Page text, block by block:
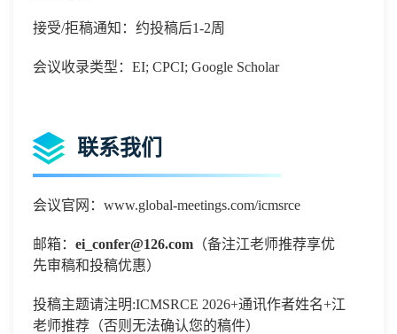
接受/拒稿通知：约投稿后1-2周
会议收录类型：EI; CPCI; Google Scholar
联系我们
会议官网：www.global-meetings.com/icmsrce
邮箱： ei_confer@126.com （备注江老师推荐享优
先审稿和投稿优惠）
投稿主题请注明:ICMSRCE 2026+通讯作者姓名+江
老师推荐（否则无法确认您的稿件）